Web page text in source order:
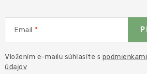
Email
Vložením e-mailu súhlasíte s
údajov